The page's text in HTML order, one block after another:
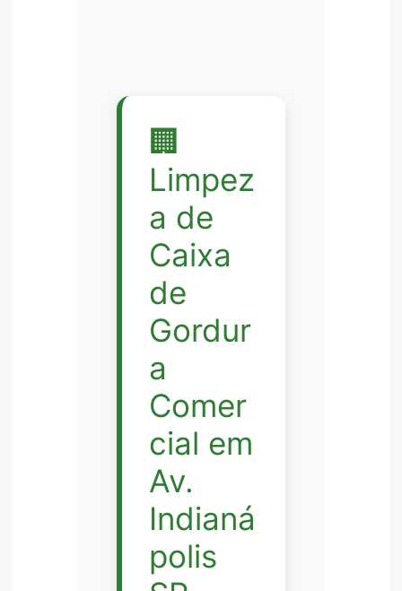
🏢
Limpez
a de
Caixa
de
Gordur
a
Comer
cial em
Av.
Indianá
polis